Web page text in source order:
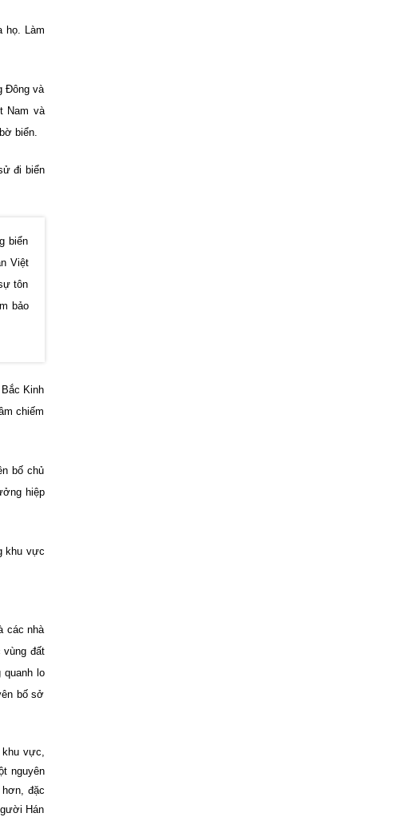
họ. Làm
Đông và
Nam và
biển.
đi biển
biển
Việt
tôn
bảo
Kinh
chiếm
bố chủ
hiệp
khu vực
các nhà
vùng đất
lo
bố sở
vực,
nguyên
đặc
Hán